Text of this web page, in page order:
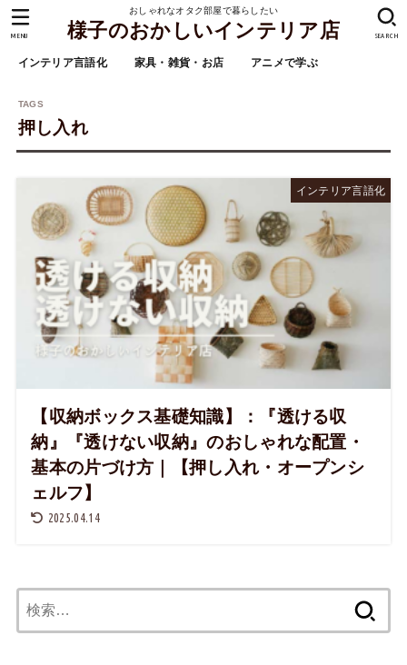
おしゃれなオタク部屋で暮らしたい
様子のおかしいインテリア店
インテリア言語化 家具・雑貨・お店 アニメで学ぶ
SEARCH
MENU
押し入れ
インテリア言語化
【収納ボックス基礎知識】：『透ける収
納』『透けない収納』のおしゃれな配置・
基本の片づけ方｜【押し入れ・オープンシ
ェルフ】
2025.04.14
索: